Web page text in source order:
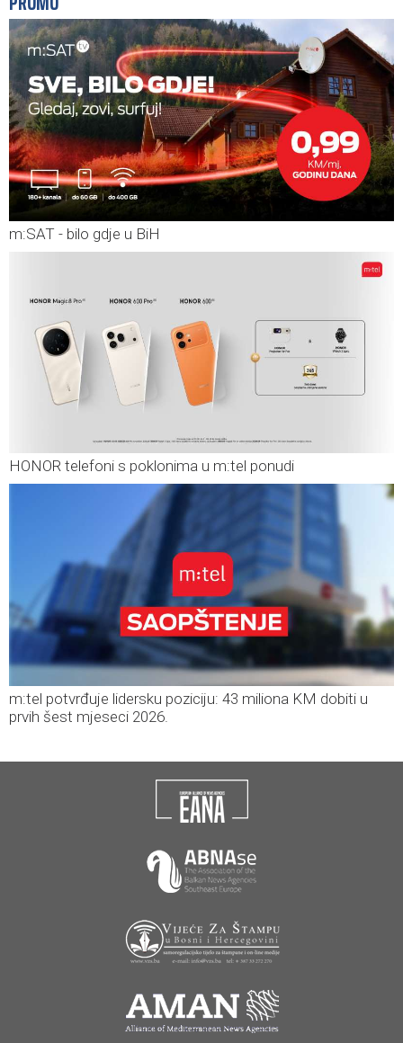
m:SAT - bilo gdje u BiH
HONOR telefoni s poklonima u m:tel ponudi
m:tel potvrđuje lidersku poziciju: 43 miliona KM dobiti u
prvih šest mjeseci 2026.